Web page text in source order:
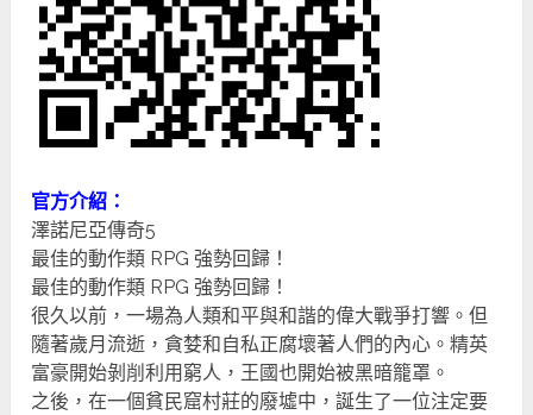
官方介紹：
澤諾尼亞傳奇5
最佳的動作類 RPG 強勢回歸！
最佳的動作類 RPG 強勢回歸！
很久以前，一場為人類和平與和諧的偉大戰爭打響。但
隨著歲月流逝，貪婪和自私正腐壞著人們的內心。精英
富豪開始剝削利用窮人，王國也開始被黑暗籠罩。
之後，在一個貧民窟村莊的廢墟中，誕生了一位注定要